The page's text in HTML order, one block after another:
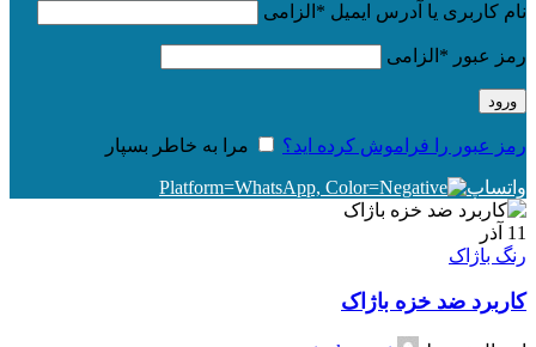
نام کاربری یا آدرس ایمیل * الزامی
رمز عبور * الزامی
ورود
رمز عبور را فراموش کرده اید؟ مرا به خاطر بسپار
واتساپ
11 آذر
رنگ باژاک
کاربرد ضد خزه باژاک